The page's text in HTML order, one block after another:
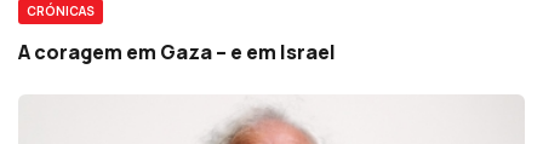
CRÓNICAS
A coragem em Gaza – e em Israel